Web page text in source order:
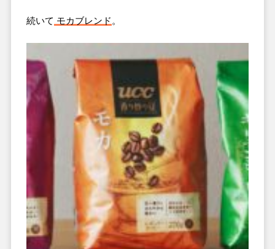
続いて モカブレンド 。